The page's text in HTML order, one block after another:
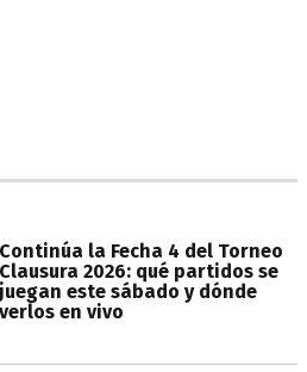
Continúa la Fecha 4 del Torneo
Clausura 2026: qué partidos se
juegan este sábado y dónde
verlos en vivo